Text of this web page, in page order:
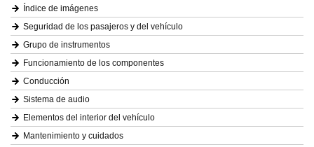
Índice de imágenes
Seguridad de los pasajeros y del vehículo
Grupo de instrumentos
Funcionamiento de los componentes
Conducción
Sistema de audio
Elementos del interior del vehículo
Mantenimiento y cuidados